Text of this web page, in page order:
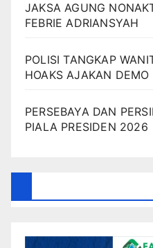
JAKSA AGUNG
FEBRIE ADRIANSYAH
POLISI TANGKAP
HOAKS AJAKAN
PERSEBAYA DAN
PIALA PRESIDEN 2026